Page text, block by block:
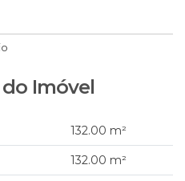
Imóvel
132.00 m²
132.00 m²